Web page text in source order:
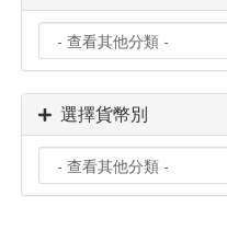
選擇貨幣別